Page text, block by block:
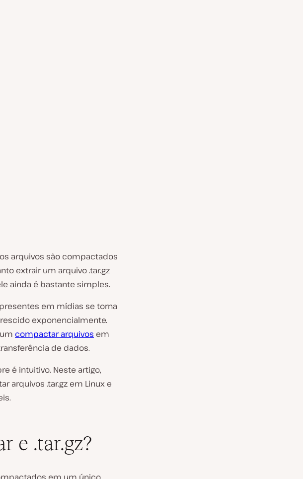
arquivos são compactados
extrair um arquivo .tar.gz
ainda é bastante simples.
em mídias se torna
exponencialmente.
compactar arquivos em
de dados.
é intuitivo. Neste artigo,
arquivos .tar.gz em Linux e
e .tar.gz?